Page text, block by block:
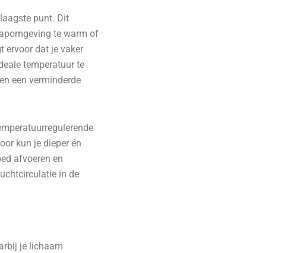
punt. Dit
te warm of
ervoor dat je vaker
temperatuur te
een verminderde
kun je dieper én
afvoeren en
in de
je lichaam